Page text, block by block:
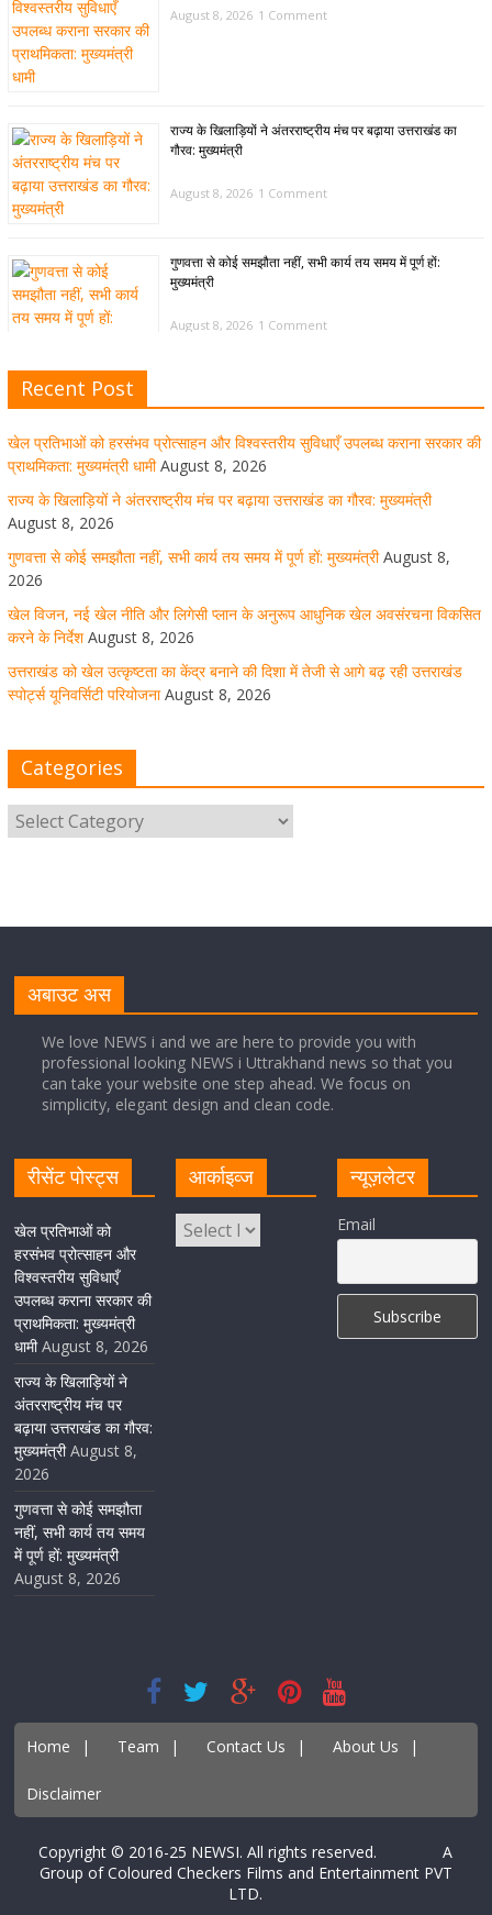
August 8, 2026 1 Comment
राज्य के खिलाड़ियों ने अंतरराष्ट्रीय मंच पर बढ़ाया उत्तराखंड का
गौरव: मुख्यमंत्री
August 8, 2026 1 Comment
गुणवत्ता से कोई समझौता नहीं, सभी कार्य तय समय में पूर्ण हों:
मुख्यमंत्री
August 8, 2026 1 Comment
अवसंरचना विकसित करने के निर्देश
August 8, 2026 1 Comment
उत्तराखंड को खेल उत्कृष्टता का केंद्र बनाने की दिशा में तेजी से आगे
बढ़ रही उत्तराखंड स्पोर्ट्स यूनिवर्सिटी परियोजना
August 8, 2026 1 Comment
मुख्य सचिव ने कहा- कौशल विकास से संबंधित सभी विभाग एक
Cabinet Baithak: उत्तराखंड में श्रमिकों को हर महीने 7 तारीख
तक मिलेगी मजदूरी, ओवरटाइम पर मिलेगा दोगुना भुगतान
केंद्रीय रेल मंत्री ने मुख्यमंत्री के अनुरोध पर बनबसा रेलवे स्टेशन पर
अमृतसर–टनकपुर एक्सप्रेस के ठहराव को स्वीकृति
Recent Post
खेल प्रतिभाओं को हरसंभव प्रोत्साहन और विश्वस्तरीय सुविधाएँ उपलब्ध कराना सरकार की
प्राथमिकता: मुख्यमंत्री धामी August 8, 2026
राज्य के खिलाड़ियों ने अंतरराष्ट्रीय मंच पर बढ़ाया उत्तराखंड का गौरव: मुख्यमंत्री
August 8, 2026
गुणवत्ता से कोई समझौता नहीं, सभी कार्य तय समय में पूर्ण हों: मुख्यमंत्री August 8,
2026
खेल विजन, नई खेल नीति और लिगेसी प्लान के अनुरूप आधुनिक खेल अवसंरचना विकसित
करने के निर्देश August 8, 2026
उत्तराखंड को खेल उत्कृष्टता का केंद्र बनाने की दिशा में तेजी से आगे बढ़ रही उत्तराखंड
स्पोर्ट्स यूनिवर्सिटी परियोजना August 8, 2026
Categories
अबाउट अस
We love NEWS i and we are here to provide you with
professional looking NEWS i Uttrakhand news so that you
can take your website one step ahead. We focus on
simplicity, elegant design and clean code.
रीसेंट पोस्ट्स
खेल प्रतिभाओं को
हरसंभव प्रोत्साहन और
विश्वस्तरीय सुविधाएँ
उपलब्ध कराना सरकार की
प्राथमिकता: मुख्यमंत्री
धामी August 8, 2026
राज्य के खिलाड़ियों ने
अंतरराष्ट्रीय मंच पर
बढ़ाया उत्तराखंड का गौरव:
मुख्यमंत्री August 8,
2026
गुणवत्ता से कोई समझौता
नहीं, सभी कार्य तय समय
में पूर्ण हों: मुख्यमंत्री
August 8, 2026
आर्काइव्ज न्यूज़लेटर
Email
Home | Team | Contact Us | About Us |
Disclaimer
Copyright © 2016-25 NEWSI. All rights reserved. A
Group of Coloured Checkers Films and Entertainment PVT
LTD.